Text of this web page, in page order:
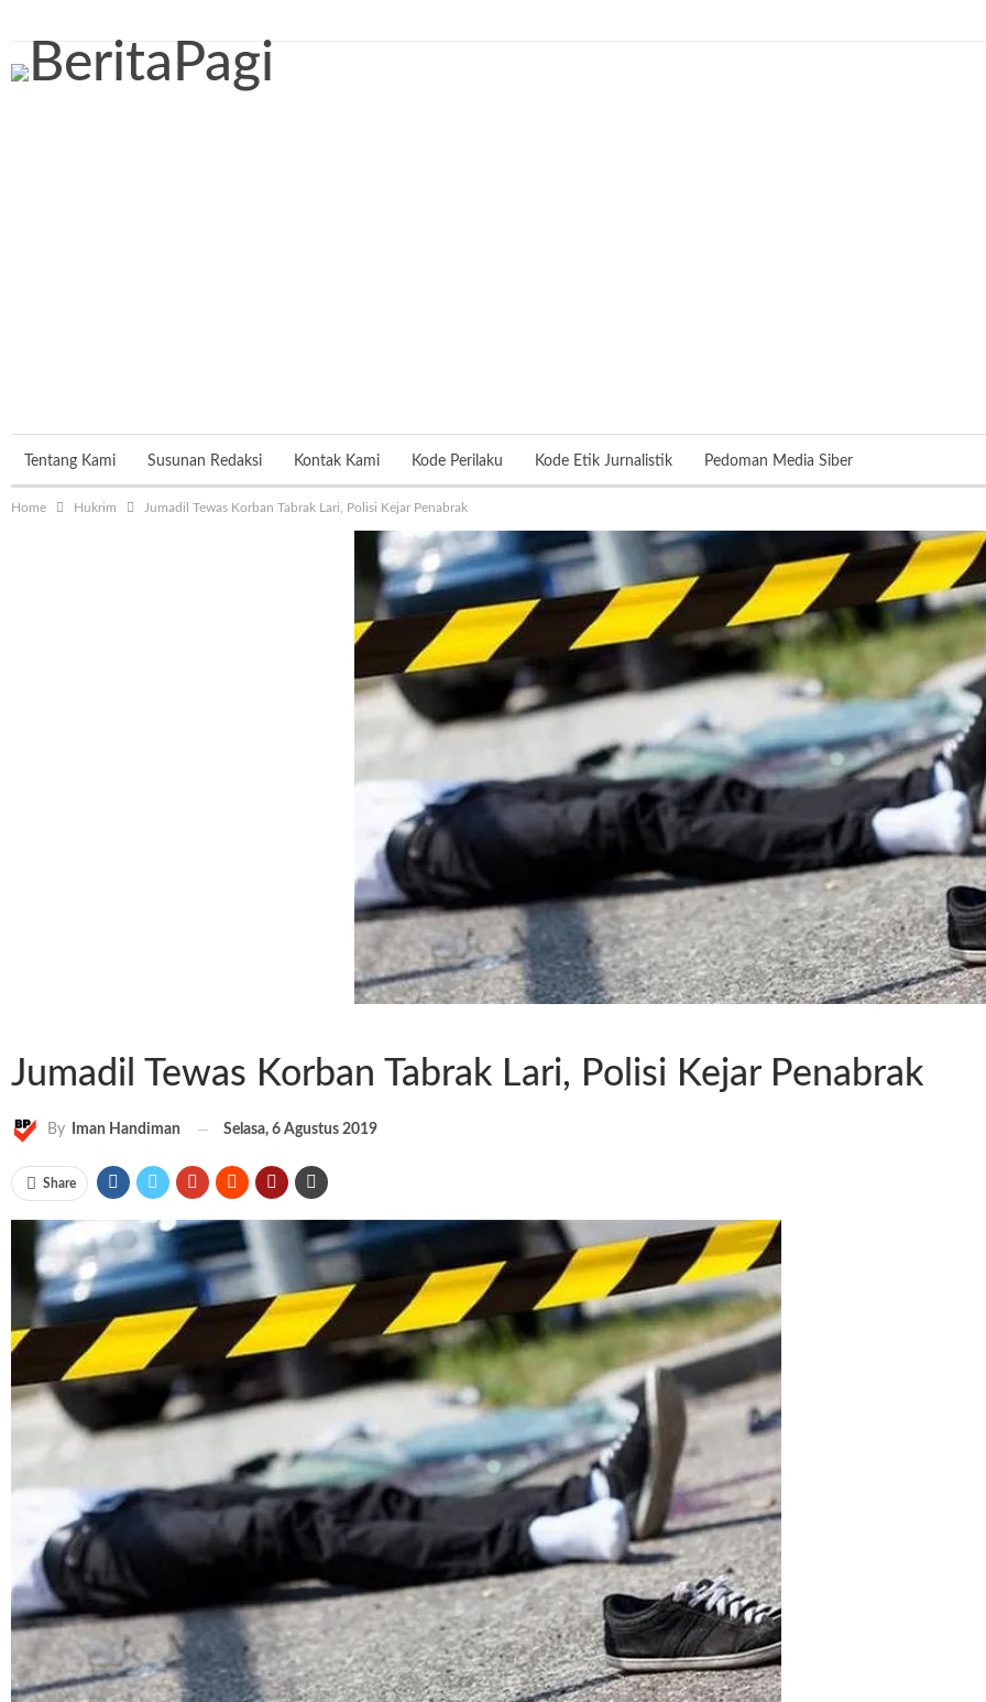
Tentang Kami Susunan Redaksi Kontak Kami Kode Perilaku Kode Etik Jurnalistik Pedoman Media Siber
Home Hukrim Jumadil Tewas Korban Tabrak Lari, Polisi Kejar Penabrak
Jumadil Tewas Korban Tabrak Lari, Polisi Kejar Penabrak
By Iman Handiman Selasa, 6 Agustus 2019
Share